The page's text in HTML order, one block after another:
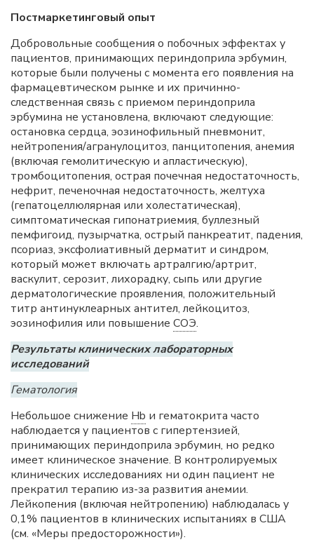
Постмаркетинговый опыт
Добровольные сообщения о побочных эффектах у
пациентов, принимающих периндоприла эрбумин,
которые были получены с момента его появления на
фармацевтическом рынке и их причинно-
следственная связь с приемом периндоприла
эрбумина не установлена, включают следующие:
остановка сердца, эозинофильный пневмонит,
нейтропения/агранулоцитоз, панцитопения, анемия
(включая гемолитическую и апластическую),
тромбоцитопения, острая почечная недостаточность,
нефрит, печеночная недостаточность, желтуха
(гепатоцеллюлярная или холестатическая),
симптоматическая гипонатриемия, буллезный
пемфигоид, пузырчатка, острый панкреатит, падения,
псориаз, эксфолиативный дерматит и синдром,
который может включать артралгию/артрит,
васкулит, серозит, лихорадку, сыпь или другие
дерматологические проявления, положительный
титр антинуклеарных антител, лейкоцитоз,
эозинофилия или повышение СОЭ.
Результаты клинических лабораторных
исследований
Гематология
Небольшое снижение Hb и гематокрита часто
наблюдается у пациентов с гипертензией,
принимающих периндоприла эрбумин, но редко
имеет клиническое значение. В контролируемых
клинических исследованиях ни один пациент не
прекратил терапию из-за развития анемии.
Лейкопения (включая нейтропению) наблюдалась у
0,1% пациентов в клинических испытаниях в США
(см. «Меры предосторожности»).